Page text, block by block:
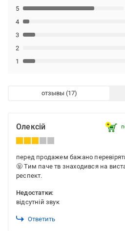
1
2
3
4
5
отзывы
Олексій
перед продажем бажано перевіряти
🤬 Тим паче тв знаходився на
респект.
Недостатки:
відсутній звук
Ответить